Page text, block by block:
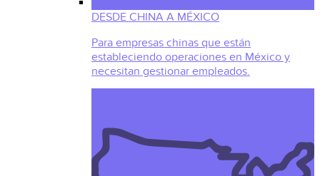
DESDE CHINA A MÉXICO
Para empresas chinas que están
estableciendo operaciones en México y
necesitan gestionar empleados.